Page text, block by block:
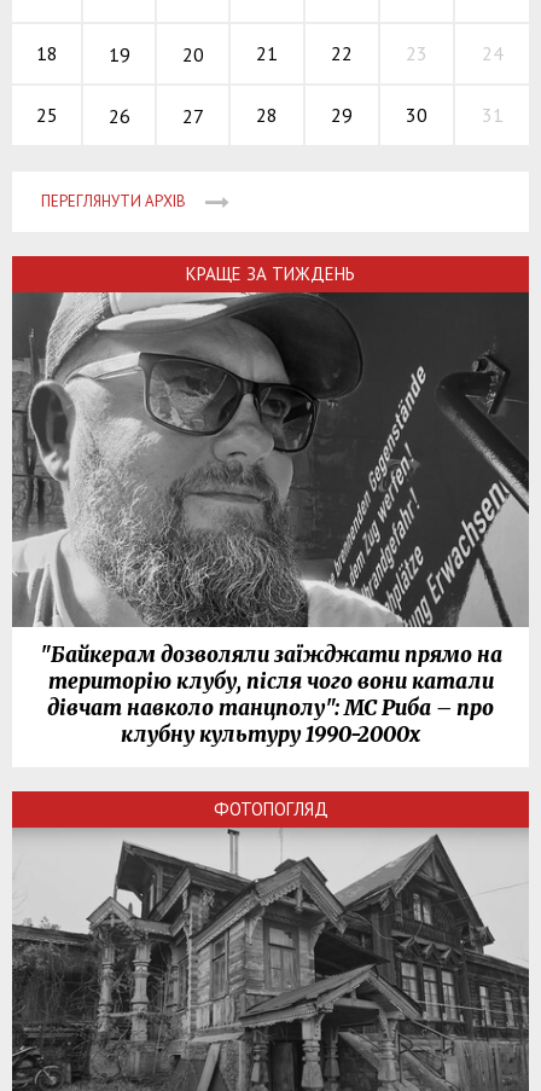
18 19 20 21 22 23 24
25 26 27 28 29 30 31
ПЕРЕГЛЯНУТИ АРХІВ
КРАЩЕ ЗА ТИЖДЕНЬ
"Байкерам дозволяли заїжджати прямо на
територію клубу, після чого вони катали
дівчат навколо танцполу": МС Риба – про
клубну культуру 1990-2000х
ФОТОПОГЛЯД